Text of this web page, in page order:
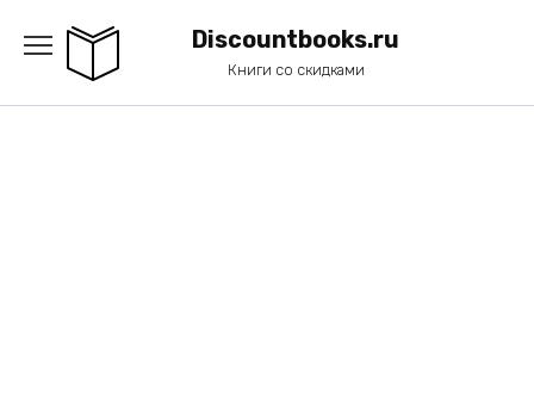
содержанию
Discountbooks.ru
Книги со скидками